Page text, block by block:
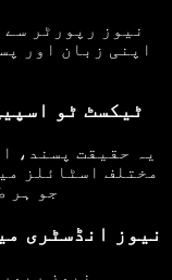
اپنی زبان اور
ٹیکسٹ ٹو
یہ حقیقت پسند،
مختلف اسٹائلز
جو ہر
نیوز انڈسٹری